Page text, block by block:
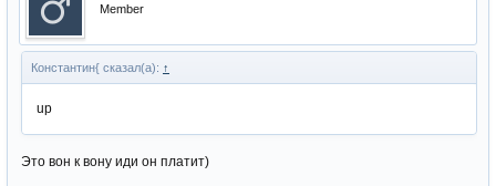
Member
Константин{ сказал(а): ↑
up
Это вон к вону иди он платит)